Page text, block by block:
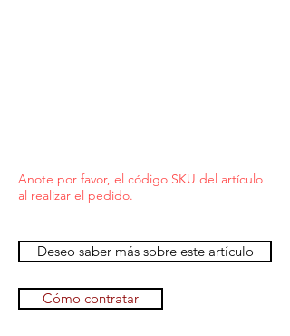
Anote por favor, el código SKU del artículo
al realizar el pedido.
Deseo saber más sobre este artículo
Cómo contratar